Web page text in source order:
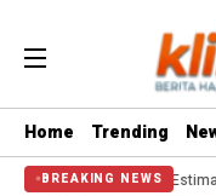
Home Trending
BREAKING NEWS
Segini Estimasi Biaya Tiket